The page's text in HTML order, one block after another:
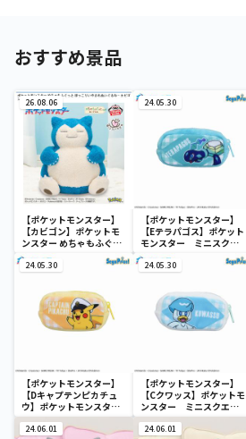
おすすめ景品
26.08.06
【ポケットモンスター】
【カビゴン】ポケットモ
ンスター めちゃもふぐっ
と ほっこりいやされぬい
ぐるみ～カビゴン～
24.05.30
【ポケットモンスター】
【Eテラパゴス】ポケット
モンスター ミニスクエ
アポーチ
24.05.30
【ポケットモンスター】
【Dキャプテンピカチュ
ウ】ポケットモンスタ
ー ミニスクエアポーチ
24.05.30
【ポケットモンスター】
【Cクワッス】ポケットモ
ンスター ミニスクエア
ポーチ
24.06.01 24.06.01